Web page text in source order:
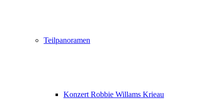
Teilpanoramen
Konzert Robbie Willams Krieau